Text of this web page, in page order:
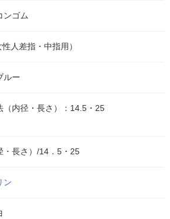
ンゴム
人差指・中指用）
ルー
（内径・長さ）：14.5・25
・長さ）/14．5・25
ン